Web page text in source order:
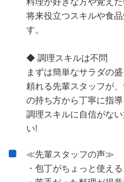
将来役立つスキルや食
す。
◆ 調理スキルは不問
まずは簡単なサラダの
頼れる先輩スタッフが
の持ち方から丁寧に指導
調理スキルに自信がな
い!
≪先輩スタッフの声≫
・包丁がちょっと使え